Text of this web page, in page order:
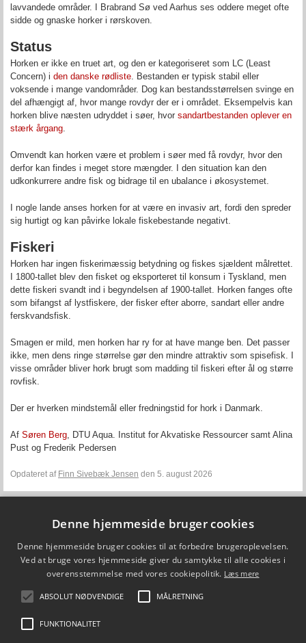
lavvandede områder. I Brabrand Sø ved Aarhus ses oddere meget ofte
sidde og gnaske horker i rørskoven.
Status
Horken er ikke en truet art, og den er kategoriseret som LC (Least
Concern) i den danske rødliste . Bestanden er typisk stabil eller
voksende i mange vandområder. Dog kan bestandsstørrelsen svinge en
del afhængigt af, hvor mange rovdyr der er i området. Eksempelvis kan
horken blive næsten udryddet i søer, hvor sandartbestanden oplever en
stærk årgang
Omvendt kan horken være et problem i søer med få rovdyr, hvor den
derfor kan findes i meget store mængder. I den situation kan den
udkonkurrere andre fisk og bidrage til en ubalance i økosystemet.
I nogle lande anses horken for at være en invasiv art, fordi den spreder
sig hurtigt og kan påvirke lokale fiskebestande negativt.
Fiskeri
Horken har ingen fiskerimæssig betydning og fiskes sjældent målrettet.
I 1800-tallet blev den fisket og eksporteret til konsum i Tyskland, men
dette fiskeri svandt ind i begyndelsen af 1900-tallet. Horken fanges ofte
som bifangst af lystfiskere, der fisker efter aborre, sandart eller andre
ferskvandsfisk.
Smagen er mild, men horken har ry for at have mange ben. Det passer
ikke, men dens ringe størrelse gør den mindre attraktiv som spisefisk. I
visse områder bliver hork brugt som madding til fiskeri efter ål og større
rovfisk.
Der er hverken mindstemål eller fredningstid for hork i Danmark.
Af Søren Berg , DTU Aqua. Institut for Akvatiske Ressourcer samt Alina
Pust og Frederik Pedersen
Opdateret af Finn Sivebæk Jensen den 5. august 2026
DTU Aqua - Institut for Akvatiske Ressourcer
Vejlsøvej 39
8600 Silkeborg
ffi@aqua.dtu.dk
Denne hjemmeside bruger cookies
Denne hjemmeside bruger cookies til at forbedre brugeroplevelsen.
Ved at bruge vores hjemmeside giver du samtykke til alle cookies i
overensstemmelse med vores cookiepolitik. Læs mere
ABSOLUT NØDVENDIGE MÅLRETNING
FUNKTIONALITET